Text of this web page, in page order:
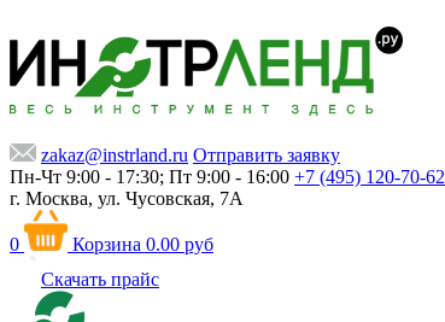
zakaz@instrland.ru Отправить заявку
Пн-Чт 9:00 - 17:30; Пт 9:00 - 16:00 +7 (495) 120-70-62
г. Москва, ул. Чусовская, 7А
0 Корзина 0.00 руб
Скачать прайс